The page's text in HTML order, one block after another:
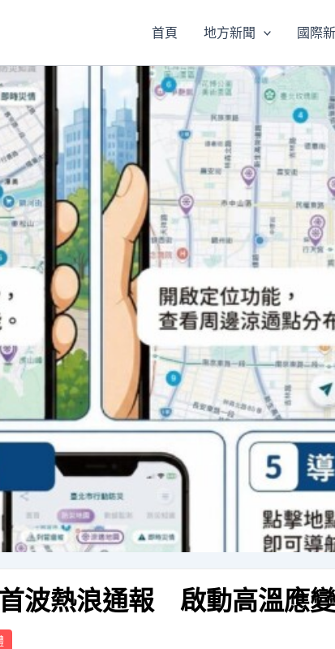
首頁 地方新聞 國際
波熱浪通報 啟動高溫應